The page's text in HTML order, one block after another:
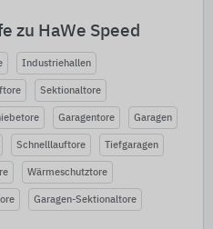
zu HaWe Speed
Industriehallen
Sektionaltore
Garagentore Garagen
Schnelllauftore Tiefgaragen
Wärmeschutztore
Garagen-Sektionaltore